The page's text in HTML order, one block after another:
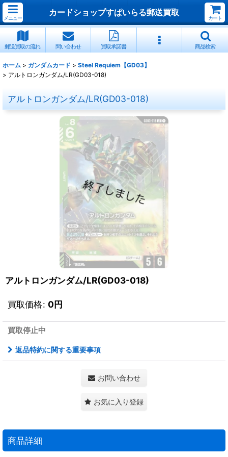
メニュー
カードショップすぱいらる郵送買取
カート
郵送買取の流れ 問い合わせ 買取承諾書 商品検索
ホーム > ガンダムカード > Steel Requiem【GD03】
> アルトロンガンダム/LR(GD03-018)
アルトロンガンダム/LR(GD03-018)
アルトロンガンダム/LR(GD03-018)
買取価格: 0円
買取停止中
返品特約に関する重要事項
お問い合わせ
お気に入り登録
商品詳細